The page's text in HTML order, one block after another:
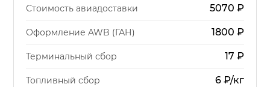
Стоимость авиадоставки 5070 ₽
Оформление AWB (ГАН) 1800 ₽
Терминальный сбор 17 ₽
Топливный сбор
6 ₽/кг